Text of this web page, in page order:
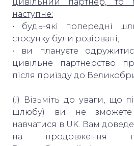
наступне:
• будь-які попередні
стосунку були розірвані;
• ви плануєте
цивільне партнерство
після приїзду до
(!) Візьміть до уваги, що
шлюбу) ви не
навчатися в UK. Вам
на продовження